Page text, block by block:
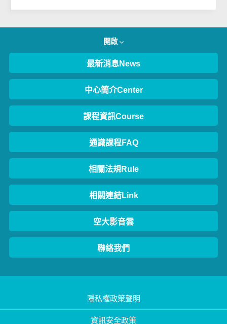
開啟
最新消息News
中心簡介Center
課程資訊Course
通識課程FAQ
相關法規Rule
相關連結Link
空大影音雲
聯絡我們
隱私權政策聲明
資訊安全政策